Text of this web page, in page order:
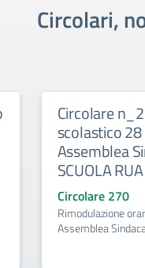
Circolari,
Circolare
scolastico
Assemblea
SCUOLA RUA
Circolare 270
Rimodulazione
Assemblea